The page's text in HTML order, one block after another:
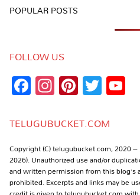
POPULAR POSTS
FOLLOW US
Facebook
Instagram
Pinterest
TELUGUBUCKET.COM
Copyright (C) telugubucket.com, 2020
2026). Unauthorized use and/or
and written permission from this
prohibited. Excerpts and links may be